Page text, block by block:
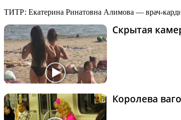
ТИТР: Екатерина Ринатовна Алимова — врач-
Скрытая
Королева